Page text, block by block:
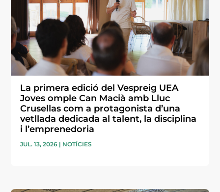
La primera edició del Vespreig UEA
Joves omple Can Macià amb Lluc
Crusellas com a protagonista d’una
vetllada dedicada al talent, la disciplina
i l’emprenedoria
JUL. 13, 2026 | NOTÍCIES